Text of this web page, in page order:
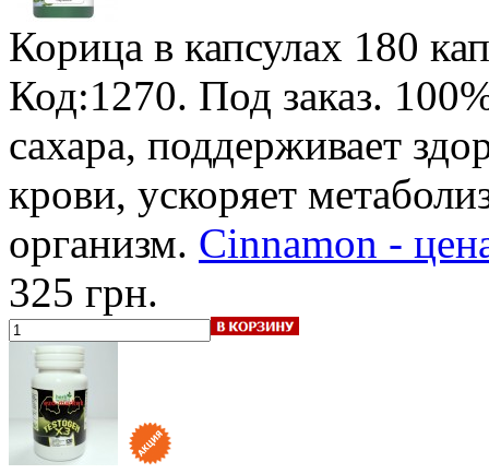
Корица в капсулах 180
Код:1270. Под заказ.
сахара, поддерживает
крови, ускоряет
организм. Cinnamon -
325 грн.